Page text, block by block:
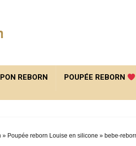
REBORN POUPÉE REBORN
» Poupée reborn Louise en silicone » bebe-